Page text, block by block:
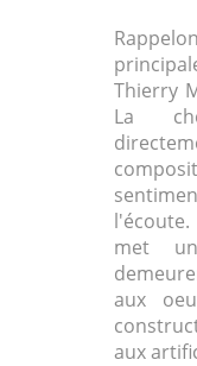
Thierry
La
met
aux
aux